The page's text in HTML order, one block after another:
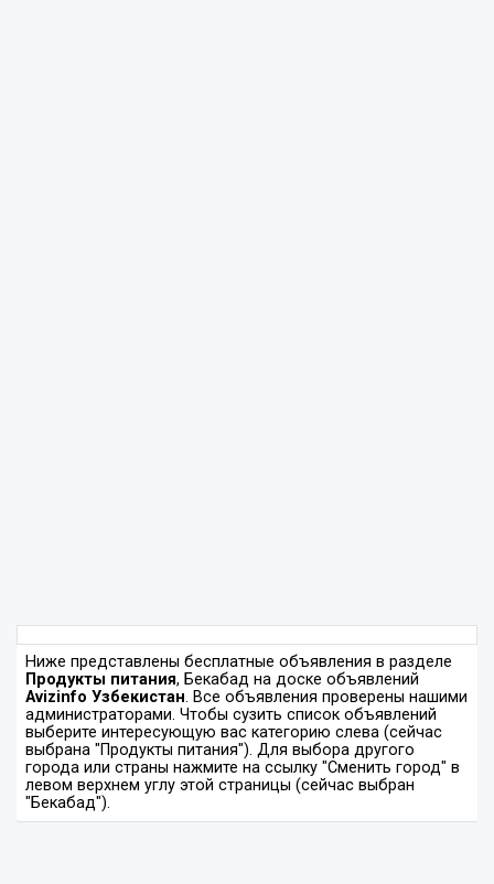
Ниже представлены бесплатные объявления в разделе
Продукты питания, Бекабад на доске объявлений
Avizinfo Узбекистан. Все объявления проверены нашими
администраторами. Чтобы сузить список объявлений
выберите интересующую вас категорию слева (сейчас
выбрана "Продукты питания"). Для выбора другого
города или страны нажмите на ссылку "Сменить город" в
левом верхнем углу этой страницы (сейчас выбран
"Бекабад").